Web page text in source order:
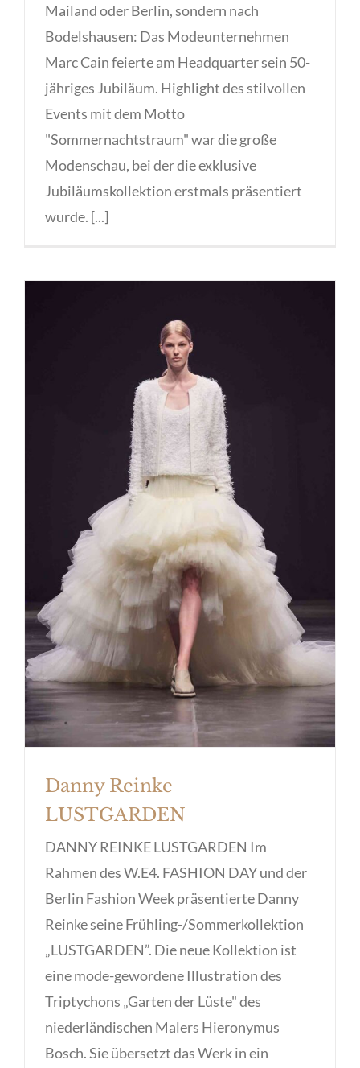
Mailand oder Berlin, sondern nach
Bodelshausen: Das Modeunternehmen
Marc Cain feierte am Headquarter sein 50-
jähriges Jubiläum. Highlight des stilvollen
Events mit dem Motto
"Sommernachtstraum" war die große
Modenschau, bei der die exklusive
Jubiläumskollektion erstmals präsentiert
wurde. [...]
Danny Reinke LUSTGARDEN
Danny Reinke
LUSTGARDEN
DANNY REINKE LUSTGARDEN Im
Rahmen des W.E4. FASHION DAY und der
Berlin Fashion Week präsentierte Danny
Reinke seine Frühling-/Sommerkollektion
„LUSTGARDEN”. Die neue Kollektion ist
eine mode-gewordene Illustration des
Triptychons „Garten der Lüste" des
niederländischen Malers Hieronymus
Bosch. Sie übersetzt das Werk in ein